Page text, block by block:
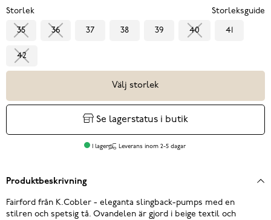
Storlek Storleksguide
35 36 37 38 39 40 41
42
Välj storlek
Se lagerstatus i butik
I lager Leverans inom 2-5 dagar
Produktbeskrivning
Fairford från K.Cobler - eleganta slingback-pumps med en
stilren och spetsig tå. Ovandelen är gjord i beige textil och